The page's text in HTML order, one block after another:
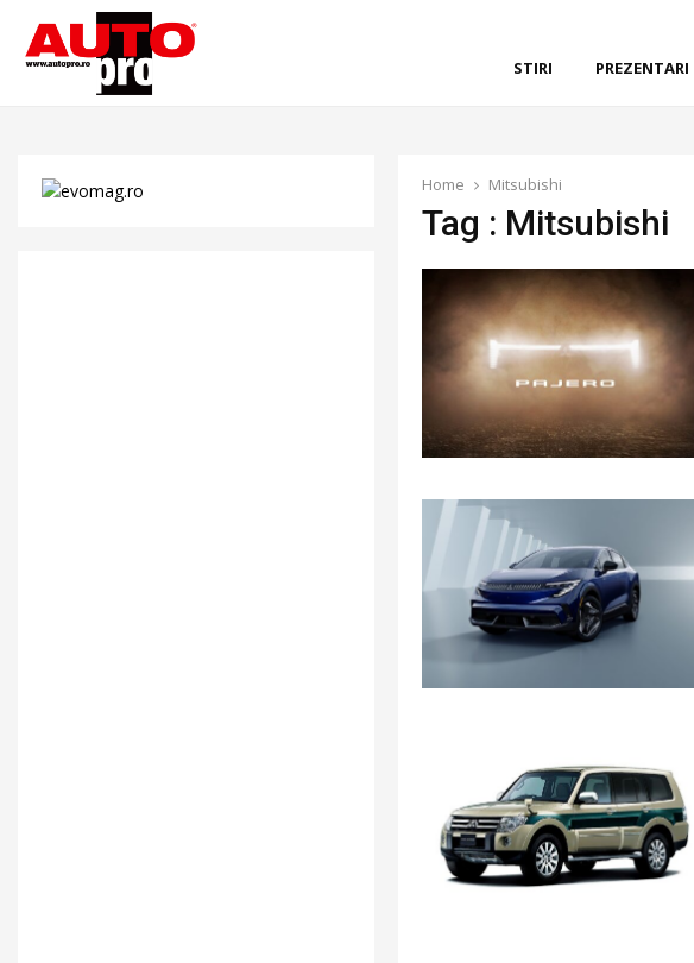
STIRI PREZENTARI
Home Mitsubishi
Tag : Mitsubishi